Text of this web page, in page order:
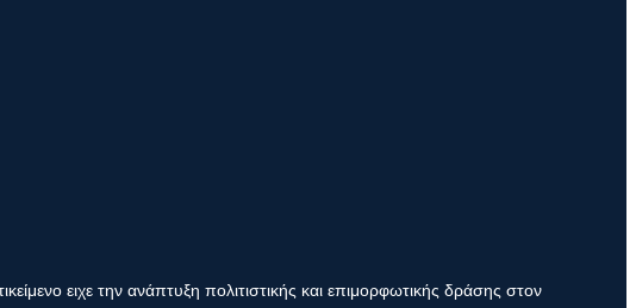
ειχε την ανάπτυξη πολιτιστικής και επιμορφωτικής δράσης στον